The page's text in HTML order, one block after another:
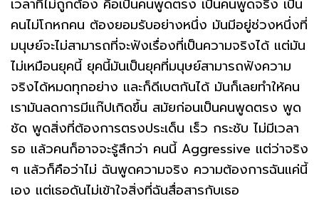
เวลาที่ไม่ถูกต้อง คือเป็นคนพูดตรง เป็นคนพูดจริง เป็น
คนไม่โกหกคน ต้องยอมรับอย่างหนึ่ง มันมีอยู่ช่วงหนึ่งที่
มนุษย์จะไม่สามารถที่จะฟังเรื่องที่เป็นความจริงได้ แต่มัน
ไม่เหมือนยุคนี้ ยุคนี้มันเป็นยุคที่มนุษย์สามารถฟังความ
จริงได้หมดทุกอย่าง และก็ดีเบตกันได้ มันก็เลยทำให้คน
เรามันลดการมีแก๊ปเกิดขึ้น สมัยก่อนเป็นคนพูดตรง พูด
ชัด พูดสิ่งที่ต้องการตรงประเด็น เร็ว กระชับ ไม่มีเวลา
รอ แล้วคนก็อาจจะรู้สึกว่า คนนี้ Aggressive แต่ว่าจริง
ๆ แล้วก็คือว่าไม่ ฉันพูดความจริง ความต้องการฉันแค่นี้
เอง แต่เธอดันไม่เข้าใจสิ่งที่ฉันสื่อสารกับเธอ